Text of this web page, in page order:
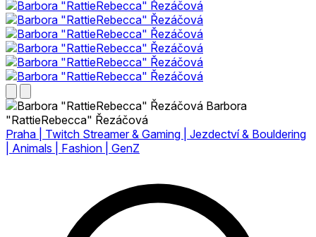
Barbora
"RattieRebecca" Řezáčová
Praha | Twitch Streamer & Gaming | Jezdectví & Bouldering
| Animals | Fashion | GenZ